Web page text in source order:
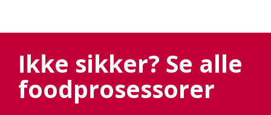
Ikke sikker? Se alle
foodprosessorer